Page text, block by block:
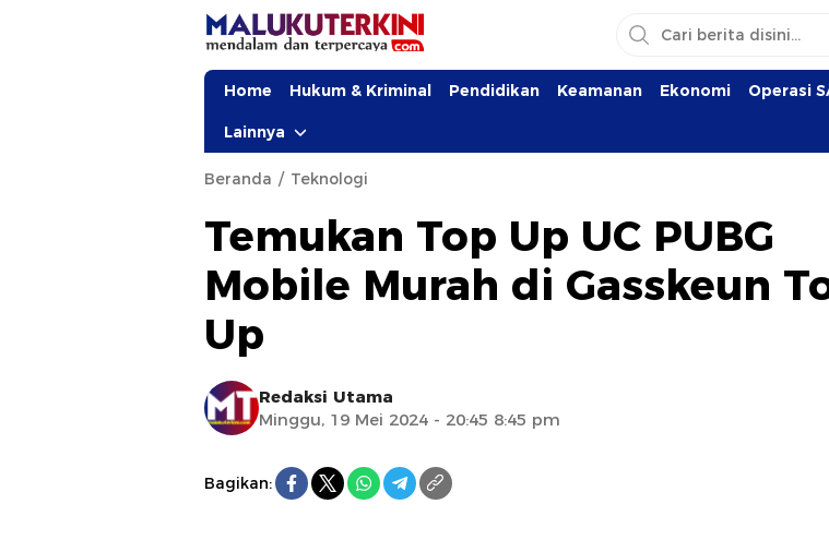
Home Hukum & Kriminal Pendidikan Keamanan Ekonomi Operasi
Lainnya
Beranda Teknologi
Temukan Top Up UC PUBG
Mobile Murah di Gasskeun
Up
Redaksi Utama
Minggu, 19 Mei 2024 - 20:45 8:45 pm
Bagikan: